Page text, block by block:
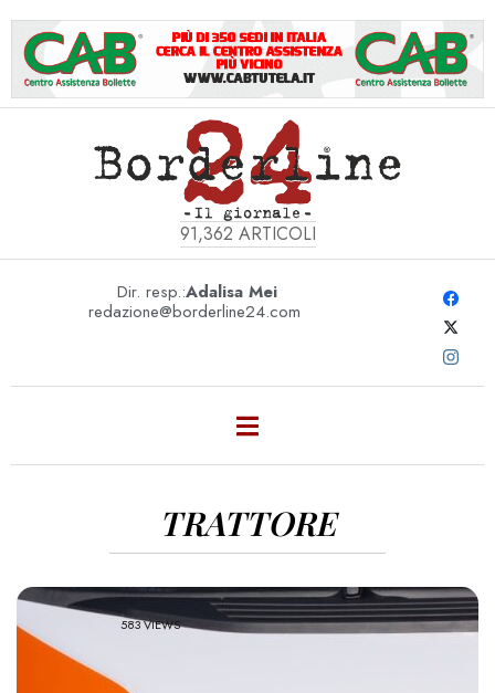
91,362 ARTICOLI
Dir. resp.:Adalisa Mei
redazione@borderline24.com
TRATTORE
583 VIEWS